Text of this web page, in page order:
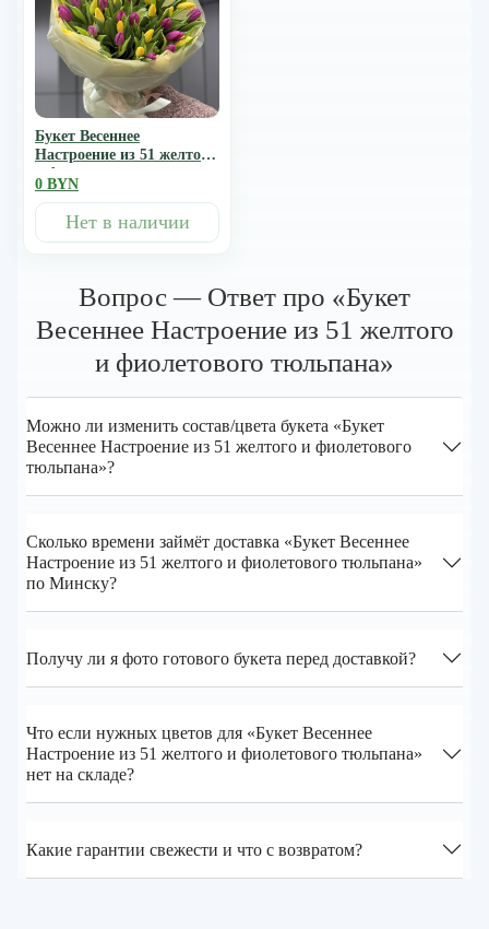
Букет Весеннее
Настроение из 51 желтого
и фиолетового тюльпана
0 BYN
Нет в наличии
Вопрос — Ответ про «Букет
Весеннее Настроение из 51 желтого
и фиолетового тюльпана»
Можно ли изменить состав/цвета букета «Букет
Весеннее Настроение из 51 желтого и фиолетового
тюльпана»?
Сколько времени займёт доставка «Букет Весеннее
Настроение из 51 желтого и фиолетового тюльпана»
по Минску?
Получу ли я фото готового букета перед доставкой?
Что если нужных цветов для «Букет Весеннее
Настроение из 51 желтого и фиолетового тюльпана»
нет на складе?
Какие гарантии свежести и что с возвратом?